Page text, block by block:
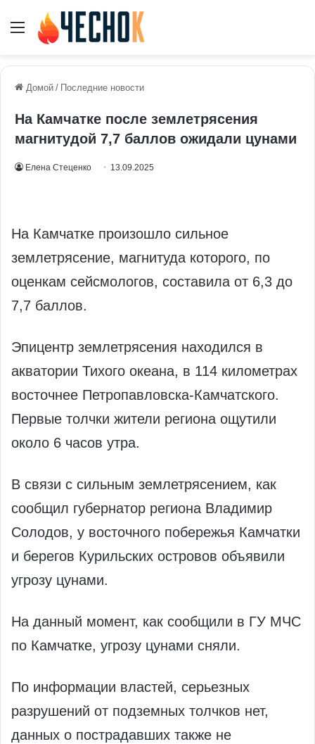
Меню
Домой / Последние новости
На Камчатке после землетрясения
магнитудой 7,7 баллов ожидали цунами
Елена Стеценко 13.09.2025
На Камчатке произошло сильное
землетрясение, магнитуда которого, по
оценкам сейсмологов, составила от 6,3 до
7,7 баллов.
Эпицентр землетрясения находился в
акватории Тихого океана, в 114 километрах
восточнее Петропавловска-Камчатского.
Первые толчки жители региона ощутили
около 6 часов утра.
В связи с сильным землетрясением, как
сообщил губернатор региона Владимир
Солодов, у восточного побережья Камчатки
и берегов Курильских островов объявили
угрозу цунами.
На данный момент, как сообщили в ГУ МЧС
по Камчатке, угрозу цунами сняли.
По информации властей, серьезных
разрушений от подземных толчков нет,
данных о пострадавших также не